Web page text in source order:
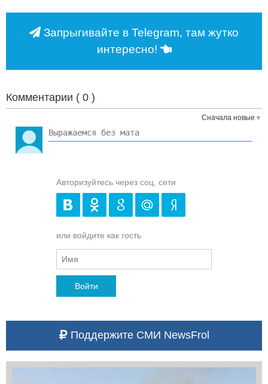
Запрыгивайте в Telegram, там жутко
интересно!
Комментарии ( 0 )
Сначала новые
Авторизуйтесь через соц. сети
или войдите как гость
Войти
Поддержите СМИ NewsFrol